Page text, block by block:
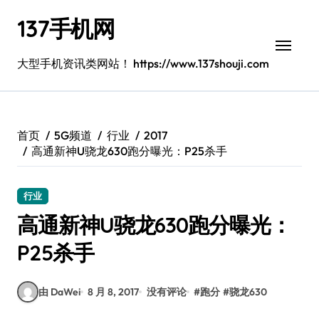
137手机网
大型手机资讯类网站！ https://www.137shouji.com
首页 5G频道 行业
2017
高通新神U骁龙630跑分曝光：P25杀手
行业
高通新神U骁龙630跑分曝光：
P25杀手
由 DaWei 8 月 8, 2017 没有评论 #跑分 #骁龙630